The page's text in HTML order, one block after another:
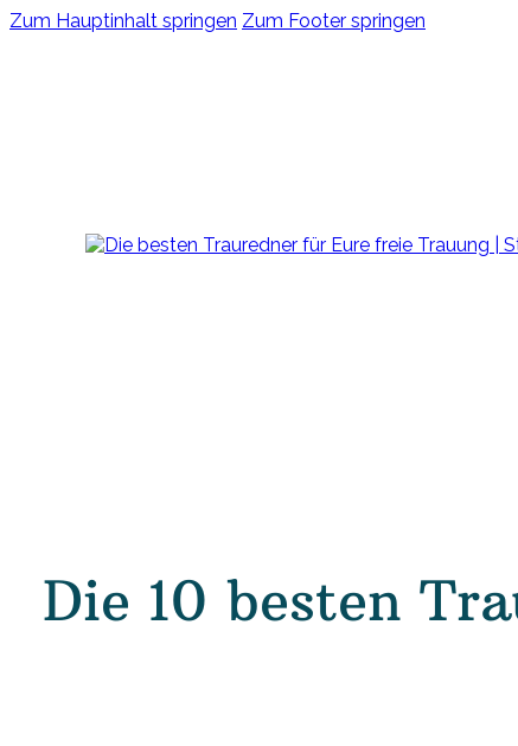
Zum Hauptinhalt springen Zum Footer springen
Die 10 besten